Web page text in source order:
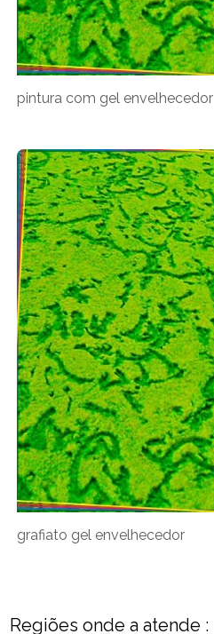
pintura com gel envelhecedor
grafiato gel envelhecedor
Regiões onde a atende :